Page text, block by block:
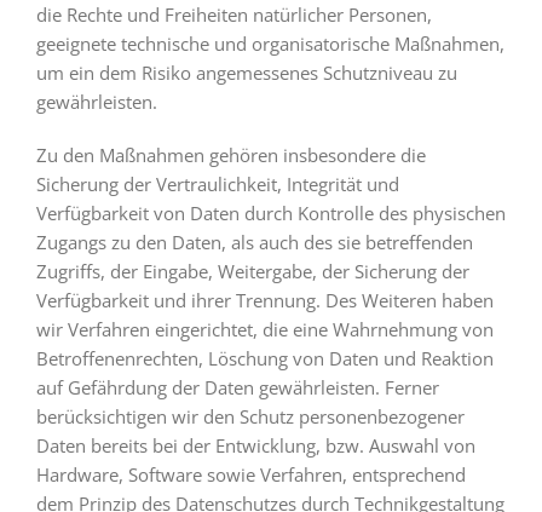
die Rechte und Freiheiten natürlicher Personen,
geeignete technische und organisatorische Maßnahmen,
um ein dem Risiko angemessenes Schutzniveau zu
gewährleisten.
Zu den Maßnahmen gehören insbesondere die
Sicherung der Vertraulichkeit, Integrität und
Verfügbarkeit von Daten durch Kontrolle des physischen
Zugangs zu den Daten, als auch des sie betreffenden
Zugriffs, der Eingabe, Weitergabe, der Sicherung der
Verfügbarkeit und ihrer Trennung. Des Weiteren haben
wir Verfahren eingerichtet, die eine Wahrnehmung von
Betroffenenrechten, Löschung von Daten und Reaktion
auf Gefährdung der Daten gewährleisten. Ferner
berücksichtigen wir den Schutz personenbezogener
Daten bereits bei der Entwicklung, bzw. Auswahl von
Hardware, Software sowie Verfahren, entsprechend
dem Prinzip des Datenschutzes durch Technikgestaltung